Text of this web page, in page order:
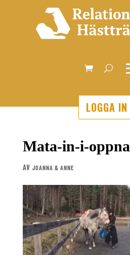
LOGGA IN
Mata-in-i-oppna
AV JOANNA & ANNE